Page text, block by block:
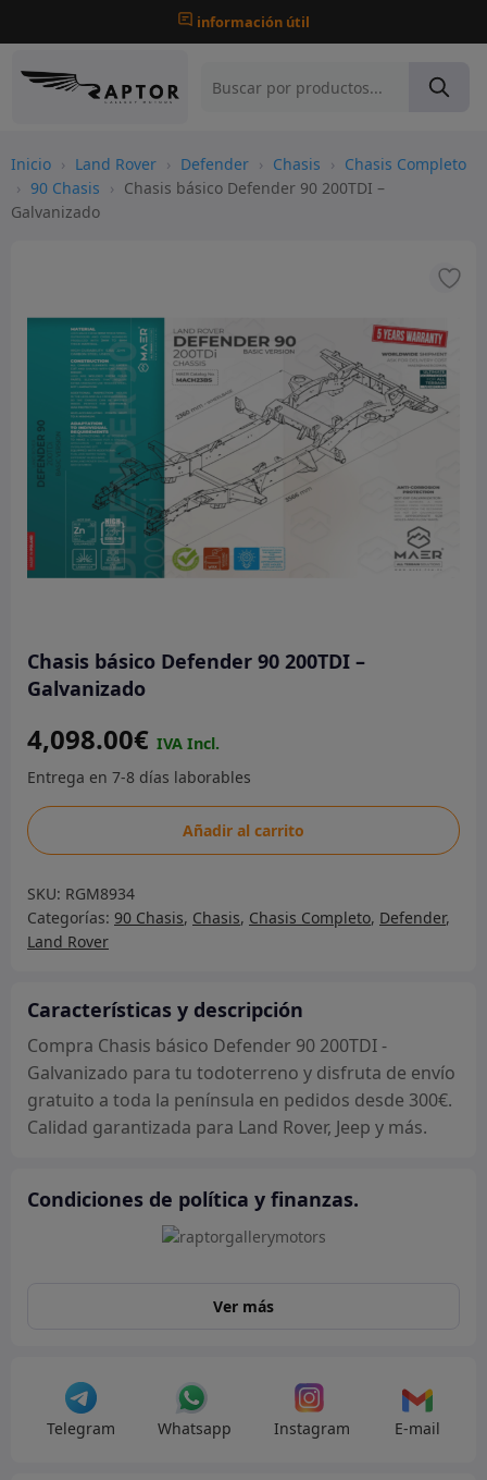
información útil
Inicio › Land Rover › Defender › Chasis › Chasis Completo
› 90 Chasis › Chasis básico Defender 90 200TDI –
Galvanizado
Chasis básico Defender 90 200TDI –
Galvanizado
4,098.00€
Chasis
básico
90
200TDI
-
cantidad
Añadir al carrito
SKU: RGM8934
Categorías: 90 Chasis, Chasis, Chasis Completo, Defender,
Land Rover
Características y descripción
Compra Chasis básico Defender 90 200TDI -
Galvanizado para tu todoterreno y disfruta de envío
gratuito a toda la península en pedidos desde 300€.
Calidad garantizada para Land Rover, Jeep y más.
Condiciones de política y finanzas.
Ver más
Telegram Whatsapp Instagram E-mail